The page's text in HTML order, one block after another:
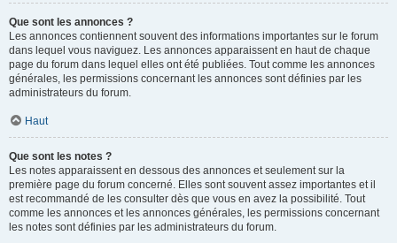
Que sont les annonces ?
Les annonces contiennent souvent des informations importantes sur le forum
dans lequel vous naviguez. Les annonces apparaissent en haut de chaque
page du forum dans lequel elles ont été publiées. Tout comme les annonces
générales, les permissions concernant les annonces sont définies par les
administrateurs du forum.
Haut
Que sont les notes ?
Les notes apparaissent en dessous des annonces et seulement sur la
première page du forum concerné. Elles sont souvent assez importantes et il
est recommandé de les consulter dès que vous en avez la possibilité. Tout
comme les annonces et les annonces générales, les permissions concernant
les notes sont définies par les administrateurs du forum.